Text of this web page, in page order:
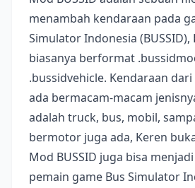
menambah kendaraan pada
Simulator Indonesia (BUSSID),
biasanya berformat
.bussidvehicle. Kendaraan dari
ada bermacam-macam
adalah truck, bus, mobil,
bermotor juga ada, Keren
Mod BUSSID juga bisa
pemain game Bus Simulator